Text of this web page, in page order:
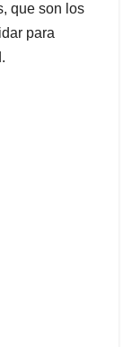
que son los
para